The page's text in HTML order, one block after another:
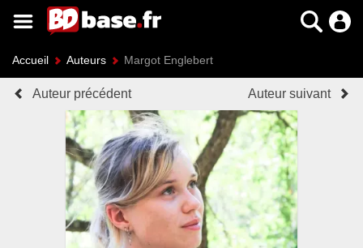
Accueil Auteurs Margot Englebert
Auteur précédent Auteur suivant